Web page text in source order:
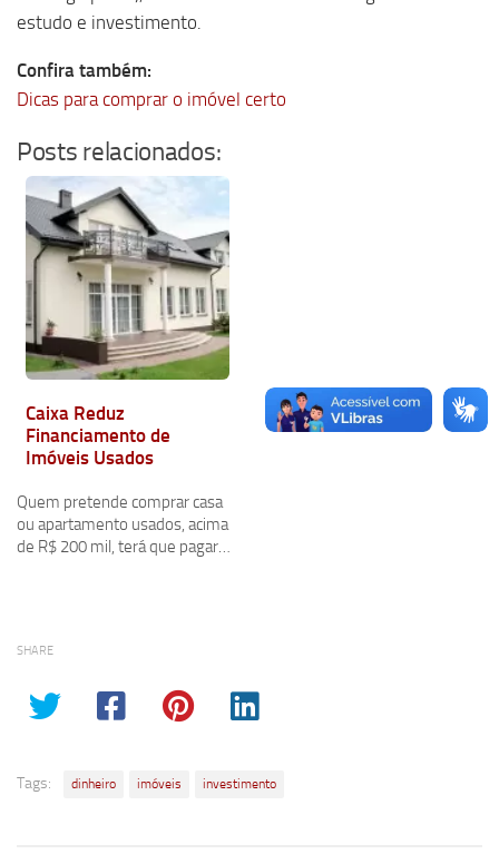
estudo e investimento.
Confira também:
Dicas para comprar o imóvel certo
Posts relacionados:
Caixa Reduz
Financiamento de
Imóveis Usados
Quem pretende comprar casa
ou apartamento usados, acima
de R$ 200 mil, terá que pagar…
SHARE
Tags: dinheiro imóveis investimento